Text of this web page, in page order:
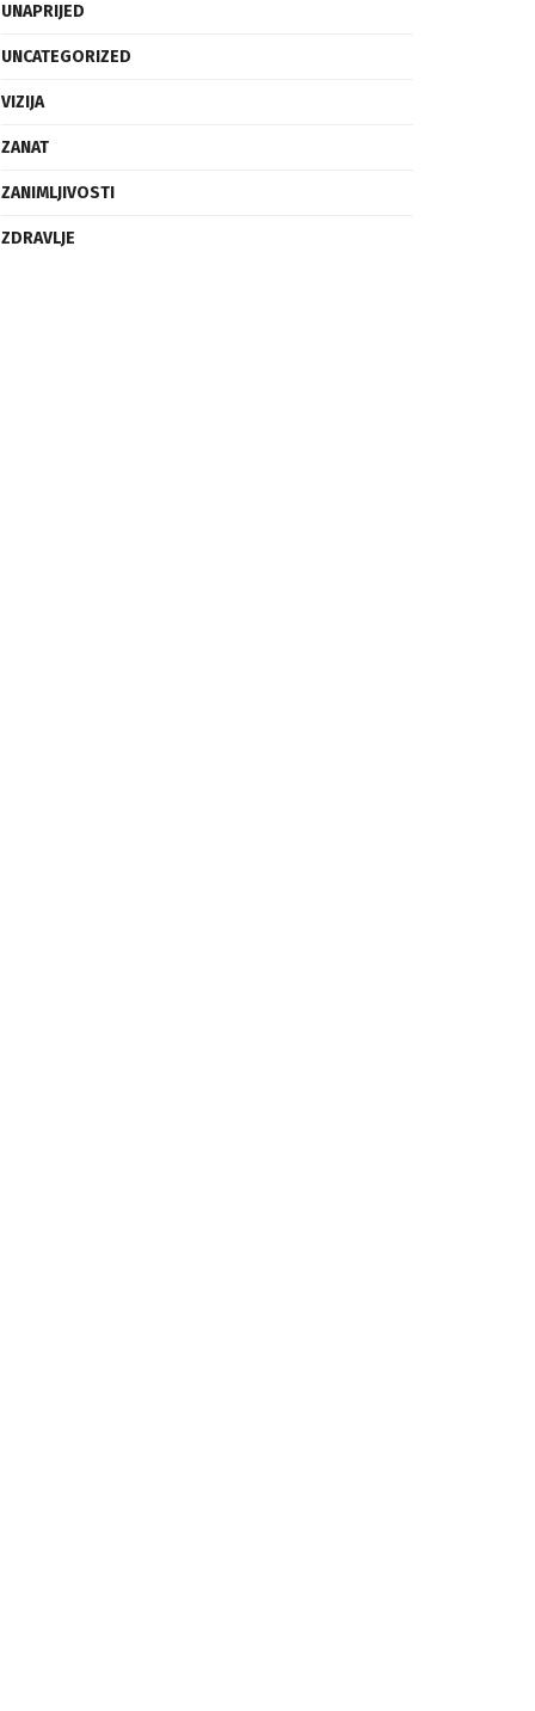
UNAPRIJED
UNCATEGORIZED
VIZIJA
ZANAT
ZANIMLJIVOSTI
ZDRAVLJE